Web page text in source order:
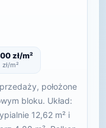
zł/m²
zł/m²
położone
bloku. Układ:
12,62 m² i